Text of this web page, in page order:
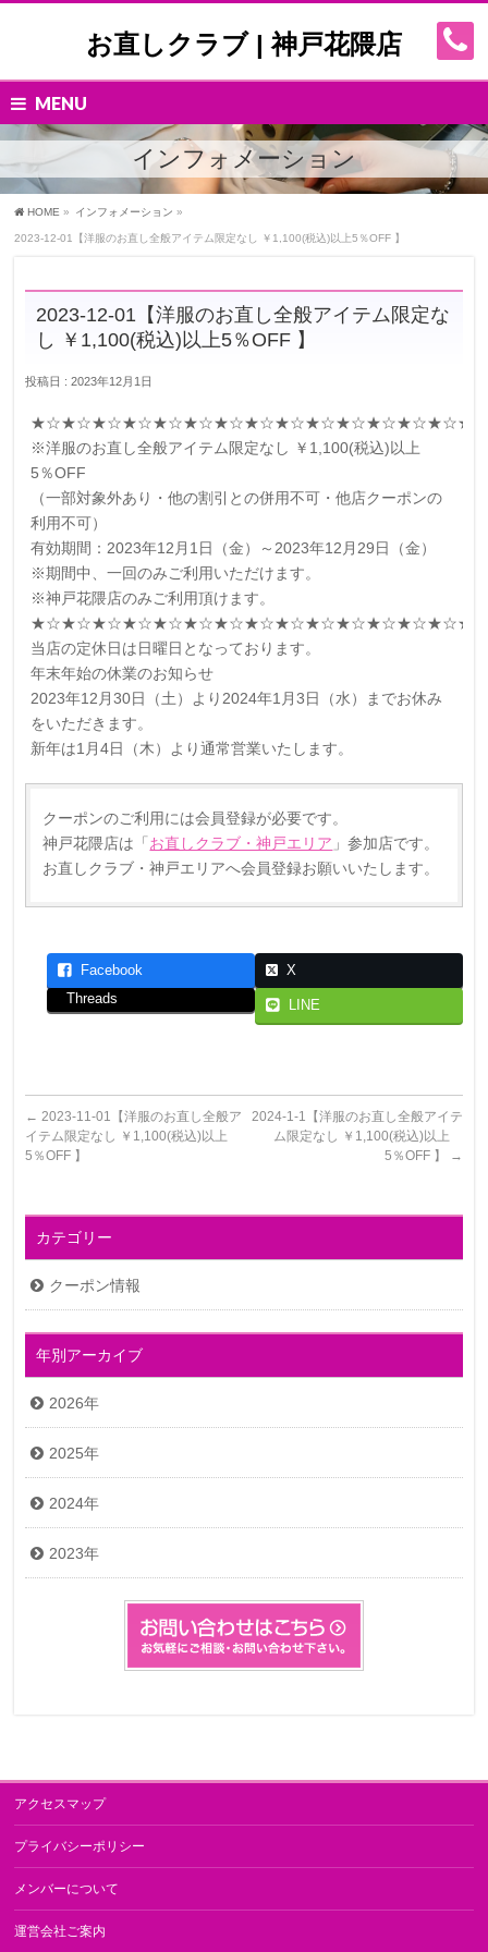
お直しクラブ | 神戸花隈店
MENU
インフォメーション
HOME » インフォメーション »
2023-12-01【洋服のお直し全般アイテム限定なし ￥1,100(税込)以上5％OFF 】
2023-12-01【洋服のお直し全般アイテム限定な
し ￥1,100(税込)以上5％OFF 】
投稿日 : 2023年12月1日
※洋服のお直し全般アイテム限定なし ￥1,100(税込)以上
5％OFF
（一部対象外あり・他の割引との併用不可・他店クーポンの
利用不可）
有効期間：2023年12月1日（金）～2023年12月29日（金）
※期間中、一回のみご利用いただけます。
※神戸花隈店のみご利用頂けます。
当店の定休日は日曜日となっております。
年末年始の休業のお知らせ
2023年12月30日（土）より2024年1月3日（水）までお休み
をいただきます。
新年は1月4日（木）より通常営業いたします。
クーポンのご利用には会員登録が必要です。
神戸花隈店は「 お直しクラブ・神戸エリア 」参加店です。
お直しクラブ・神戸エリアへ会員登録お願いいたします。
Facebook
X
Threads
LINE
← 2023-11-01【洋服のお直し全般ア
イテム限定なし ￥1,100(税込)以上
5％OFF 】
2024-1-1【洋服のお直し全般アイテ
ム限定なし ￥1,100(税込)以上
5％OFF 】
→
カテゴリー
クーポン情報
年別アーカイブ
2026年
2025年
2024年
2023年
アクセスマップ
プライバシーポリシー
メンバーについて
運営会社ご案内